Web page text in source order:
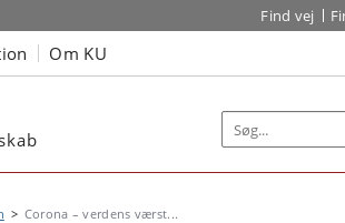
Find vej
Om KU
Corona – verdens værst...